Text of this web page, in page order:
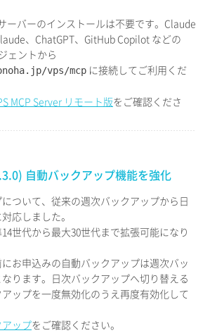
ーバーのインストールは不要です。Claude
、ChatGPT、GitHub Copilot などの
ェントから
vps/mcp に接続してご利用くだ
MCP Server リモート版をご確認くださ
自動バックアップ機能を強化
ついて、従来の週次バックアップから日
応しました。
世代から最大30世代まで拡張可能になり
お申込みの自動バックアップは週次バッ
ります。日次バックアップへ切り替える
ップを一度無効化のうえ再度有効化して
ップをご確認ください。